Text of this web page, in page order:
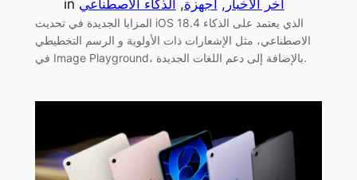
in آخر الأخبار , أجهزة, الذكاء الاصطناعي
المزايا الجديدة في تحديث iOS 18.4 الذي يعتمد على الذكاء
الاصطناعي، مثل الإشعارات ذات الأولوية و الرسم التخطيطي
في Image Playground، بالإضافة إلى دعم اللغات الجديدة.